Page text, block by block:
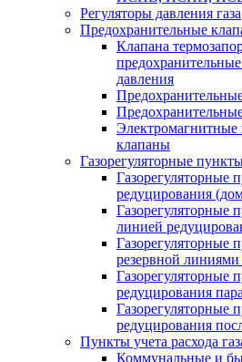
Регуляторы давления газа
Предохранительные
Клапана
давления
Электромагнитные
клапаны
Газорегуляторные
Газорегуляторные
редуцирования
Газорегуляторные
линией
Газорегуляторные
резервной
Газорегуляторные
редуцирования
Газорегуляторные
редуцирования
Пункты учета расхода
Коммунальные и